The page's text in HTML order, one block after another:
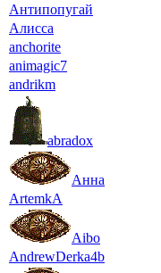
Антипопугай
Алисса
anchorite
animagic7
andrikm
abradox
Анна
ArtemkA
Aibo
AndrewDerka4b